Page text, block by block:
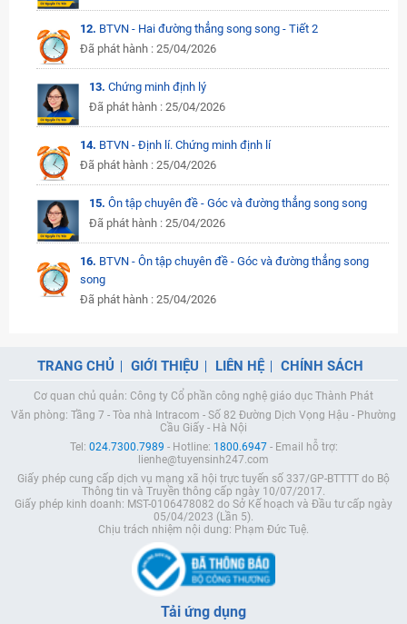
12. BTVN - Hai đường thẳng song song - Tiết 2
Đã phát hành : 25/04/2026
13. Chứng minh định lý
Đã phát hành : 25/04/2026
14. BTVN - Định lí. Chứng minh định lí
Đã phát hành : 25/04/2026
15. Ôn tập chuyên đề - Góc và đường thẳng song song
Đã phát hành : 25/04/2026
16. BTVN - Ôn tập chuyên đề - Góc và đường thẳng song
song
Đã phát hành : 25/04/2026
TRANG CHỦ GIỚI THIỆU LIÊN HỆ CHÍNH SÁCH
Cơ quan chủ quản: Công ty Cổ phần công nghệ giáo dục Thành Phát
Văn phòng: Tầng 7 - Tòa nhà Intracom - Số 82 Đường Dịch Vọng Hậu - Phường
Cầu Giấy - Hà Nội
Tel: 024.7300.7989 - Hotline: 1800.6947- Email hỗ trợ:
lienhe@tuyensinh247.com
Giấy phép cung cấp dịch vụ mạng xã hội trực tuyến số 337/GP-BTTTT do Bộ
Thông tin và Truyền thông cấp ngày 10/07/2017.
Giấy phép kinh doanh: MST-0106478082 do Sở Kế hoạch và Đầu tư cấp ngày
05/04/2023 (Lần 5).
Chịu trách nhiệm nội dung: Phạm Đức Tuệ.
Tải ứng dụng